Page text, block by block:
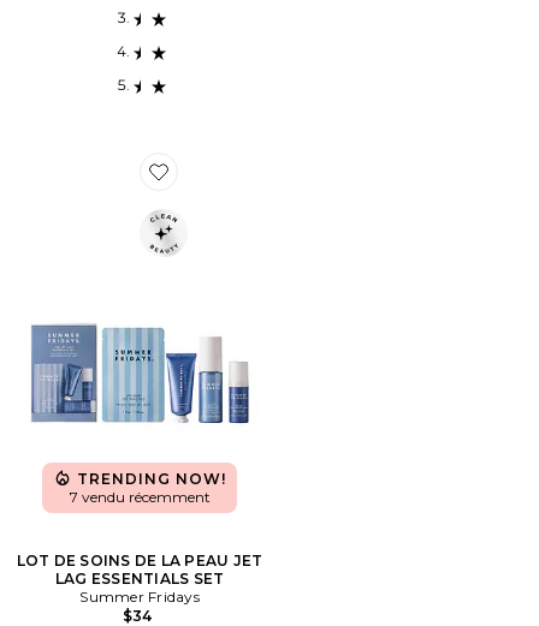
Favorite LOT DE SOINS DE LA PEAU JET LAG
TRENDING NOW!
7 vendu récemment
LOT DE SOINS DE LA PEAU JET
LAG ESSENTIALS SET
Summer Fridays
$34